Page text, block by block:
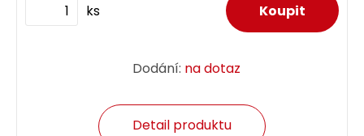
ks
Dodání: na dotaz
Detail produktu